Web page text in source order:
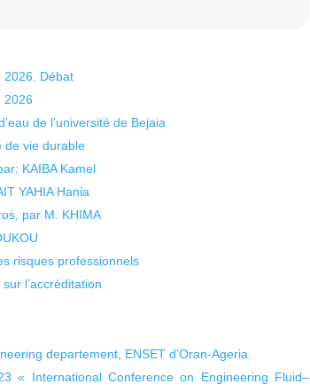
2026. Débat
2026
de l’université de Bejaia
de vie durable
KAIBA Kamel
YAHIA Hania
par M. KHIMA
risques professionnels
l’accréditation
departement, ENSET d’Oran-Ageria.
« International Conference on Engineering Fluid–